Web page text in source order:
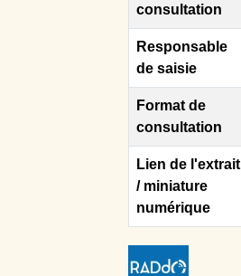
consultation
Responsable
de saisie
Format de
consultation
Lien de l'extrait
/ miniature
numérique